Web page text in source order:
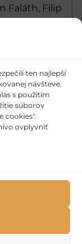
ten najlepší
návšteve.
s použitím
súborov
cookies".
ovplyvniť
Faláth, Filip
Patrik
Koprdová,